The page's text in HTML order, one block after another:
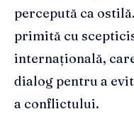
percepută ca
primită cu
internațională,
dialog pentru a
a conflictului.